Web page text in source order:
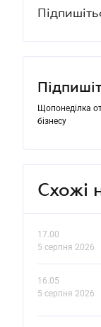
Щопонеділка
бізнесу
Схожі
17.00
5 серпня 2026
16.05
5 серпня 2026